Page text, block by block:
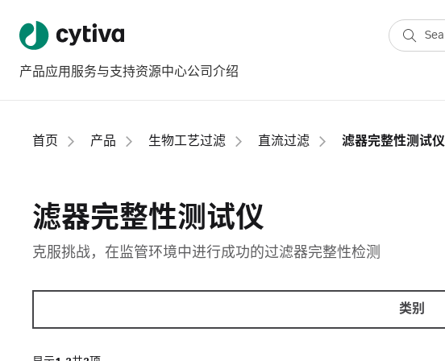
产品应用 服务与支持资源中心公司介绍
首页 产品 生物工艺过滤 直流过滤 滤器完整性测试仪
滤器完整性测试仪
克服挑战，在监管环境中进行成功的过滤器完整性检测
类别